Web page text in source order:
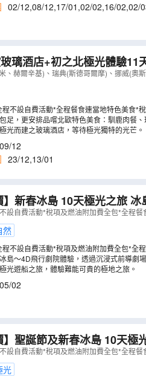
02/12,08/12,17/01 ,02/02,16/02,02/
店+初之北極光體驗11天團 芬蘭(羅凡尼米、赫爾辛基)、瑞典
威(奧斯陸)、丹麥(哥本哈根)
、赫爾辛基)、瑞典(斯德哥爾摩)、挪威(奧
程不設自費活動*全程餐食連當地特色美食*
足，更安排品嚐北歐特色美食：馴鹿肉餐
。光而建之玻璃酒店，等待極光獨特的光芒。
09/12
23/12,13/01
10天極光之旅 冰島(雷克雅未克、極光遊船、金環遊、藍湖、傑
湖)《新春出發：2027年2
設自費活動*稅項及燃油附加費全包*全程
然
程不設自費活動*稅項及燃油附加費全包*全
島～4D飛行劇院體驗，透過沉浸式前導劇
光遊船之旅，體驗難能可貴的極地之旅。
05/02
節及新春冰島 10天極光之旅 冰島(雷克雅未克、極光遊
沙龍冰河湖)《聖誕出發：
設自費活動*稅項及燃油附加費全包*全程
光